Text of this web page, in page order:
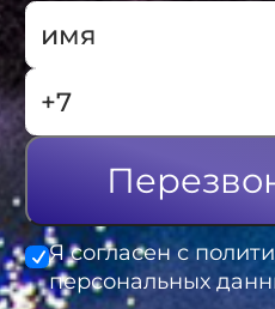
Я согласен с
персональных